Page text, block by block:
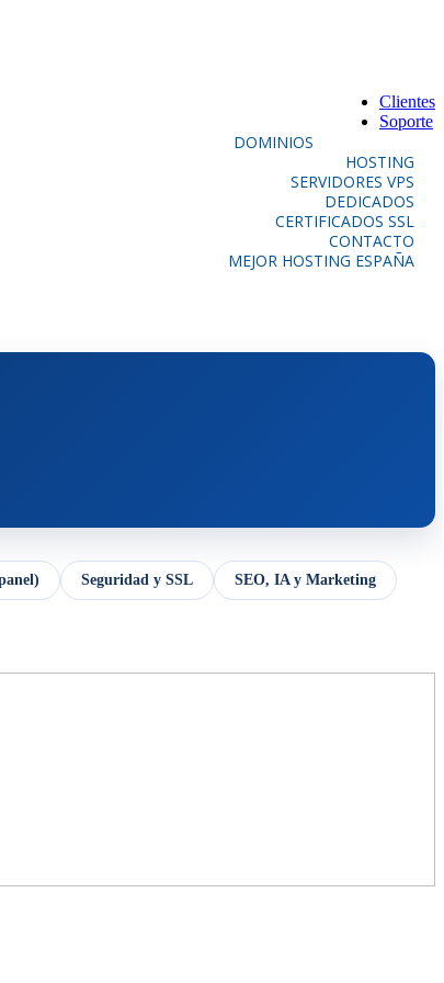
Clientes
Soporte
DOMINIOS
HOSTING
SERVIDORES VPS
DEDICADOS
CERTIFICADOS SSL
CONTACTO
MEJOR HOSTING ESPAÑA
Seguridad y SSL SEO, IA y Marketing